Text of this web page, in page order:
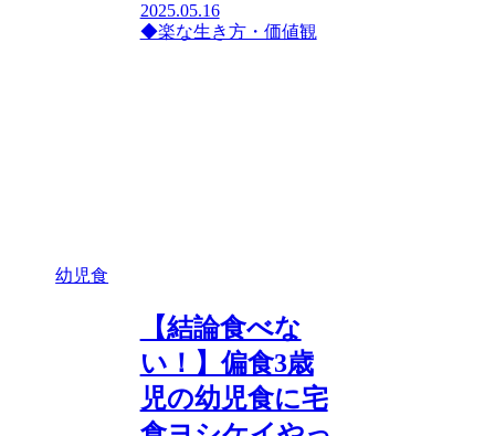
2025.05.16
◆楽な生き方・価値観
幼児食
【結論食べな
い！】偏食3歳
児の幼児食に宅